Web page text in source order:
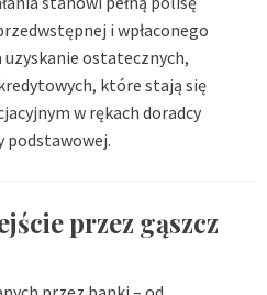
i wpłaconego
ostatecznych,
które stają się
w rękach doradcy
podstawowej.
przez gąszcz